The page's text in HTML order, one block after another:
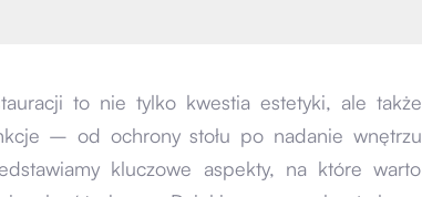
to nie tylko kwestia estetyki, ale także
– od ochrony stołu po nadanie wnętrzu
kluczowe aspekty, na które warto